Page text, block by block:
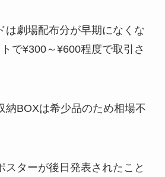
は劇場配布分が早期になくな
で¥300～¥600程度で取引さ
納BOXは希少品のため相場不
スターが後日発表されたこと